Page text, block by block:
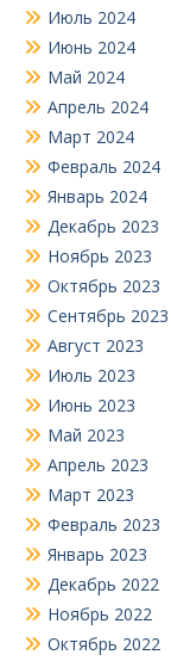
Июль 2024
Июнь 2024
Май 2024
Апрель 2024
Март 2024
Февраль 2024
Январь 2024
Декабрь 2023
Ноябрь 2023
Октябрь 2023
Сентябрь 2023
Август 2023
Июль 2023
Июнь 2023
Май 2023
Апрель 2023
Март 2023
Февраль 2023
Январь 2023
Декабрь 2022
Ноябрь 2022
Октябрь 2022